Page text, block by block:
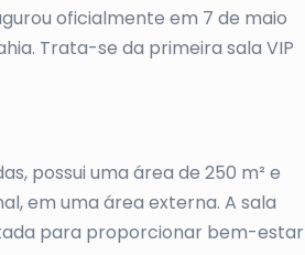
oficialmente em 7 de maio
Trata-se da primeira sala VIP
possui uma área de 250 m² e
em uma área externa. A sala
para proporcionar bem-estar